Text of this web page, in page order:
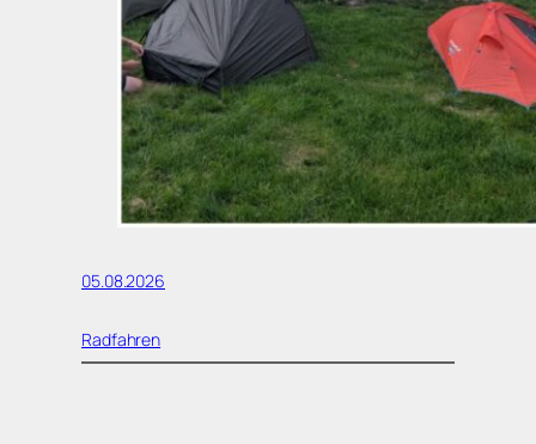
05.08.2026
Radfahren